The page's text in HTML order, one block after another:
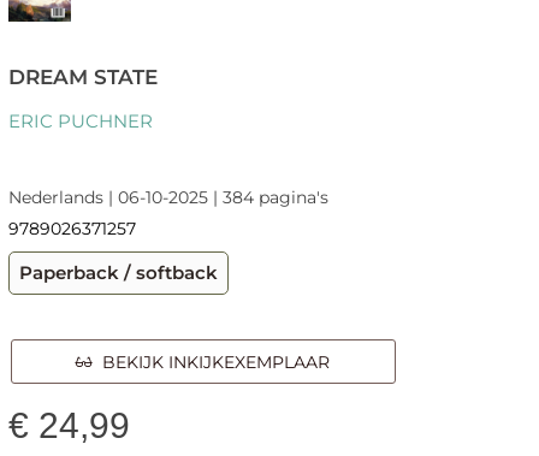
DREAM STATE
ERIC PUCHNER
Nederlands | 06-10-2025 | 384 pagina's
9789026371257
Paperback / softback
BEKIJK INKIJKEXEMPLAAR
€ 24,99